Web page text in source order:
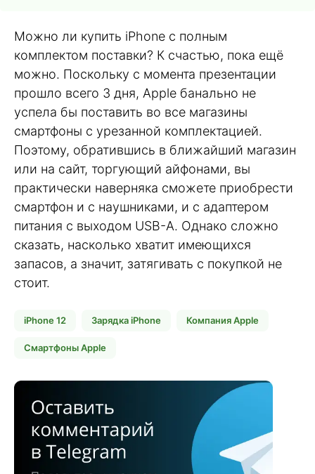
Можно ли купить iPhone с полным
комплектом поставки? К счастью, пока ещё
можно. Поскольку с момента презентации
прошло всего 3 дня, Apple банально не
успела бы поставить во все магазины
смартфоны с урезанной комплектацией.
Поэтому, обратившись в ближайший магазин
или на сайт, торгующий айфонами, вы
практически наверняка сможете приобрести
смартфон и с наушниками, и с адаптером
питания с выходом USB-A. Однако сложно
сказать, насколько хватит имеющихся
запасов, а значит, затягивать с покупкой не
стоит.
iPhone 12 Зарядка iPhone Компания Apple
Смартфоны Apple